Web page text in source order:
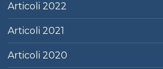
Articoli2022
Articoli2021
Articoli2020